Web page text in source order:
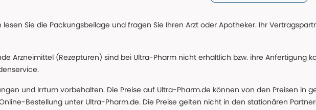
Sie die Packungsbeilage und fragen Sie Ihren Arzt oder Apotheker. Ihr
Arzneimittel (Rezepturen) sind bei Ultra-Pharm nicht erhältlich bzw. ihre Anfertigung
und Irrtum vorbehalten. Die Preise auf Ultra-Pharm.de können von den Preisen in
Bestellung unter Ultra-Pharm.de. Die Preise gelten nicht in den stationären